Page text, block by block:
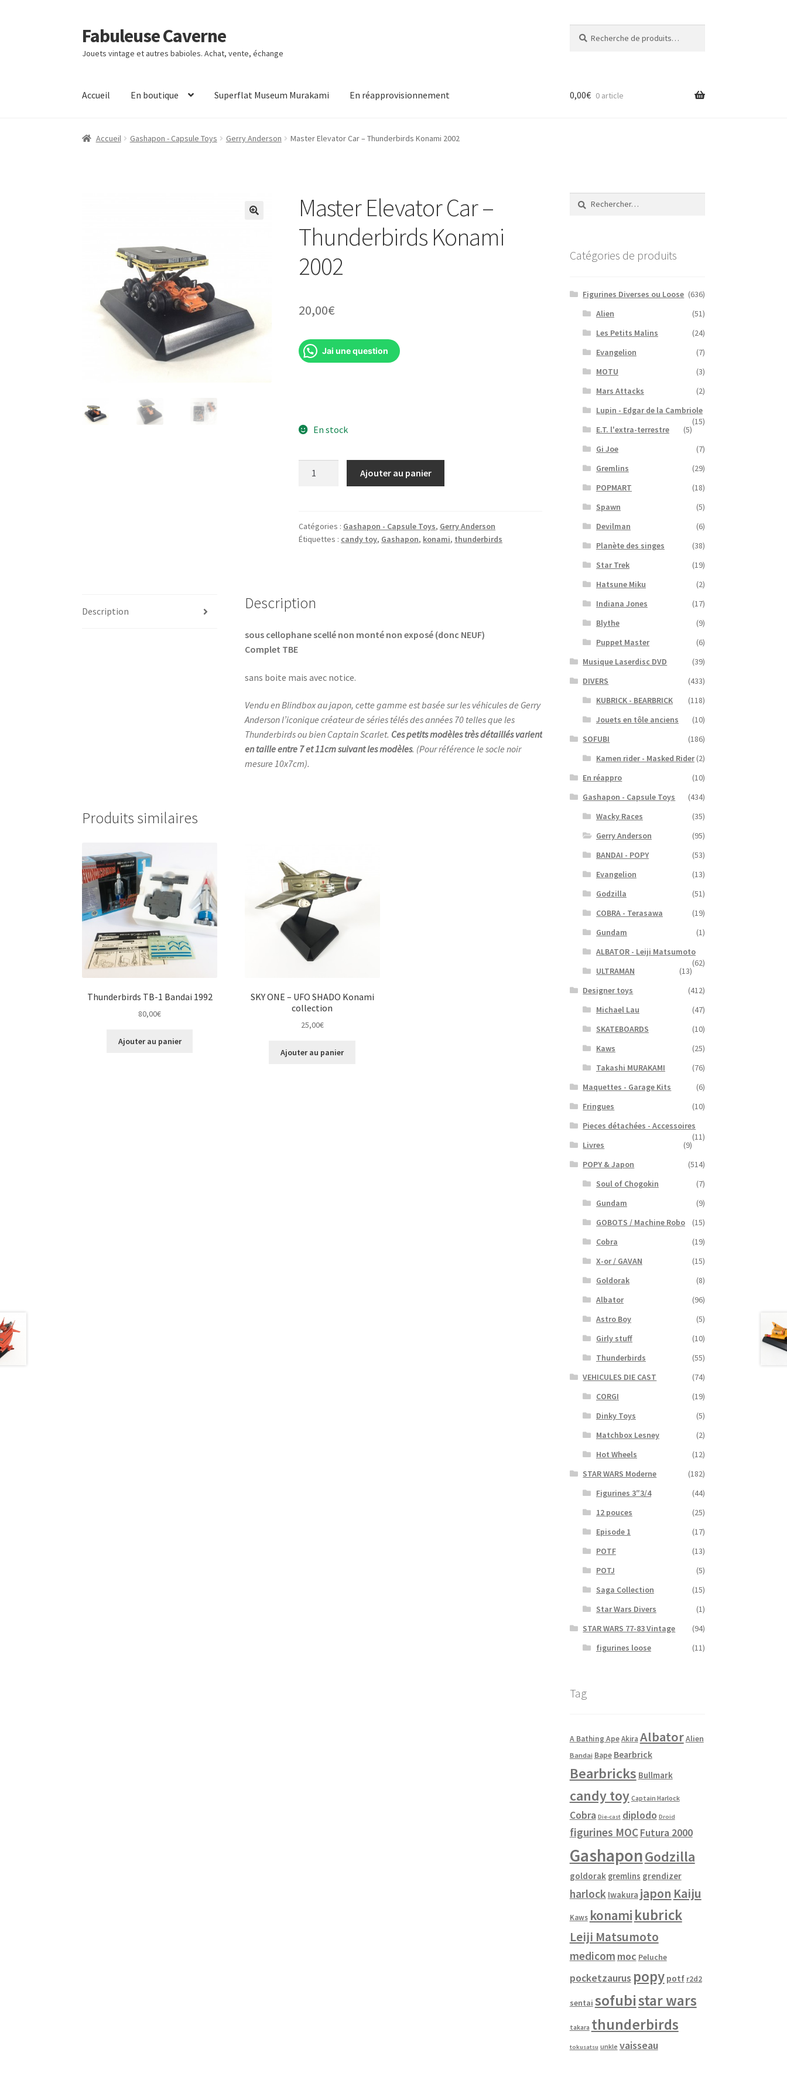
Aller
à
la
Aller
au
contenu
Fabuleuse Caverne
Jouets vintage et autres babioles. Achat, vente, échange
pour :
Accueil En boutique Superflat Museum Murakami En réapprovisionnement 0,00€ 0 article
Accueil Gashapon - Capsule Toys Gerry Anderson Master Elevator Car – Thunderbirds Konami 2002
Master Elevator Car –
Thunderbirds Konami
2002
20,00€
Jai une question
En stock
Car
-
Ajouter au panier
Catégories : Gashapon - Capsule Toys, Gerry Anderson
Étiquettes : candy toy, Gashapon, konami, thunderbirds
Description Description
sous cellophane scellé non monté non exposé (donc NEUF)
Complet TBE
sans boite mais avec notice.
Vendu en Blindbox au japon, cette gamme est basée sur les véhicules de Gerry
Anderson l’iconique créateur de séries télés des années 70 telles que les
Thunderbirds ou bien Captain Scarlet. Ces petits modèles très détaillés varient
en taille entre 7 et 11cm suivant les modèles. (Pour référence le socle noir
mesure 10x7cm).
Produits similaires
Thunderbirds TB-1 Bandai 1992
80,00€
Ajouter au panier
SKY ONE – UFO SHADO Konami
collection
25,00€
Ajouter au panier
Rechercher :
Catégories de produits
Figurines Diverses ou Loose (636)
Alien
(51)
Les Petits Malins
(24)
Evangelion
(7)
MOTU
(3)
Mars Attacks
(2)
Lupin - Edgar de la Cambriole
(15)
E.T. l'extra-terrestre
(5)
Gi Joe
(7)
Gremlins
(29)
POPMART
(18)
Spawn
(5)
Devilman
(6)
Planète des singes
(38)
Star Trek
(19)
Hatsune Miku
(2)
Indiana Jones
(17)
Blythe
(9)
Puppet Master
(6)
Musique Laserdisc DVD
(39)
DIVERS
(433)
KUBRICK - BEARBRICK
(118)
Jouets en tôle anciens
(10)
SOFUBI
(186)
Kamen rider - Masked Rider (2)
En réappro
(10)
Gashapon - Capsule Toys
(434)
Wacky Races
(35)
Gerry Anderson
(95)
BANDAI - POPY
(53)
Evangelion
(13)
Godzilla
(51)
COBRA - Terasawa
(19)
Gundam
(1)
ALBATOR - Leiji Matsumoto
(62)
ULTRAMAN
(13)
Designer toys
(412)
Michael Lau
(47)
SKATEBOARDS
(10)
Kaws
(25)
Takashi MURAKAMI
(76)
Maquettes - Garage Kits
(6)
Fringues
(10)
Pieces détachées - Accessoires
(11)
Livres
(9)
POPY & Japon
(514)
Soul of Chogokin
(7)
Gundam
(9)
GOBOTS / Machine Robo
(15)
Cobra
(19)
X-or / GAVAN
(15)
Goldorak
(8)
Albator
(96)
Astro Boy
(5)
Girly stuff
(10)
Thunderbirds
(55)
VEHICULES DIE CAST
(74)
CORGI
(19)
Dinky Toys
(5)
Matchbox Lesney
(2)
Hot Wheels
(12)
STAR WARS Moderne
(182)
Figurines 3″3/4
(44)
12 pouces
(25)
Episode 1
(17)
POTF
(13)
POTJ
(5)
Saga Collection
(15)
Star Wars Divers
(1)
STAR WARS 77-83 Vintage
(94)
figurines loose
(11)
Tag
A Bathing Ape Akira AlbatorAlien
Bandai Bape Bearbrick
Bearbricks Bullmark
candy toy Captain Harlock
Cobra Die-cast diplodo Droid
figurines MOCFutura 2000
GashaponGodzilla
goldorak gremlins grendizer
harlock Iwakura japon Kaiju
Kaws konami kubrick
Leiji Matsumoto
medicom moc Peluche
pocketzaurus popy potf r2d2
sentai sofubistar wars
takara thunderbirds
tokusatsu unkle vaisseau